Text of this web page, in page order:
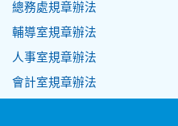
總務處規章辦法
輔導室規章辦法
人事室規章辦法
會計室規章辦法